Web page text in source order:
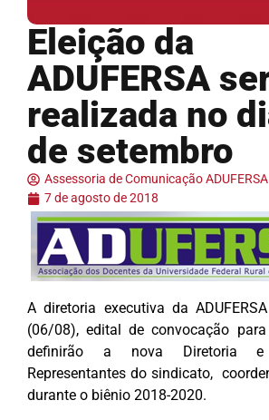
Eleição da
ADUFERSA
realizada no
de setembro
Assessoria de Comunicação ADUFERSA
7 de agosto de 2018
A diretoria executiva da
(06/08), edital de convocação
definirão a nova Diretoria e
Representantes do sindicato,
durante o biênio 2018-2020.